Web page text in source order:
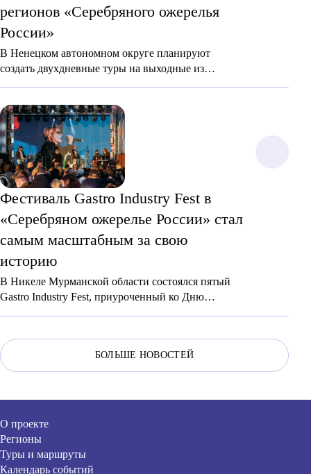
регионов «Серебряного ожерелья
России»
В Ненецком автономном округе планируют
создать двухдневные туры на выходные из
Фестиваль Gastro Industry Fest в
«Серебряном ожерелье России» стал
самым масштабным за свою
историю
В Никеле Мурманской области состоялся пятый
Gastro Industry Fest, приуроченный ко Дню
что свидетельствует о росте его популярности.
БОЛЬШЕ НОВОСТЕЙ
О проекте
Регионы
Туры и маршруты
Календарь событий